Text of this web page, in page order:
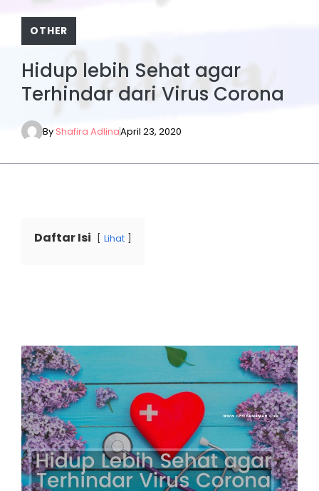
OTHER
Hidup lebih Sehat agar
Terhindar dari Virus Corona
By Shafira AdlinaApril 23, 2020
Daftar Isi Lihat